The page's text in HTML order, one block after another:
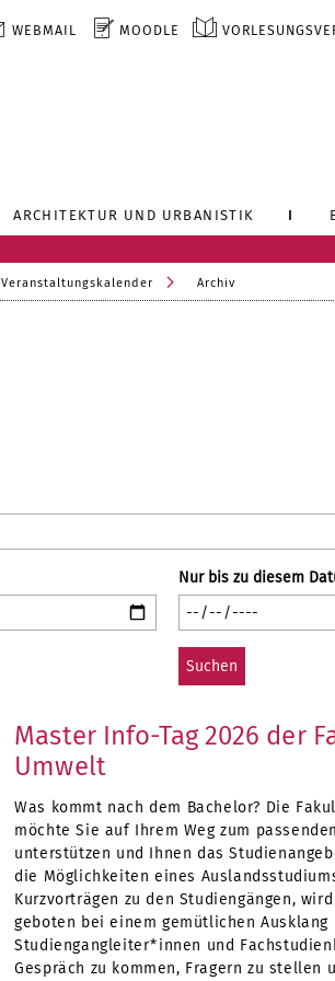
WEBMAIL MOODLE
ARCHITEKTUR UND URBANISTIK
Veranstaltungskalender Archiv
Nur bis zu diesem
Master Info-Tag 2026 der
Umwelt
Was kommt nach dem Bachelor? Die
möchte Sie auf Ihrem Weg zum
unterstützen und Ihnen das
die Möglichkeiten eines
Kurzvorträgen zu den Studiengängen,
geboten bei einem gemütlichen Ausklang
Studiengangleiter*innen und
Gespräch zu kommen, Fragern zu stellen